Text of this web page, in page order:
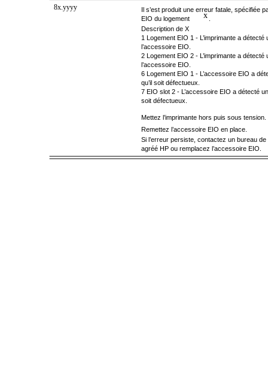
8x.yyyy
Il s’est produit une erreur fatale, spécifiée
EIO du logement
x
Description de X
1 Logement EIO 1 - L’imprimante a
l’accessoire EIO.
2 Logement EIO 2 - L’imprimante a
l’accessoire EIO.
6 Logement EIO 1 - L’accessoire EIO a
qu’il soit défectueux.
7 EIO slot 2 - L’accessoire EIO a détecté
soit défectueux.
Mettez l’imprimante hors puis sous tension.
Remettez l’accessoire EIO en place.
Si l’erreur persiste, contactez un bureau
agréé HP ou remplacez l’accessoire EIO.